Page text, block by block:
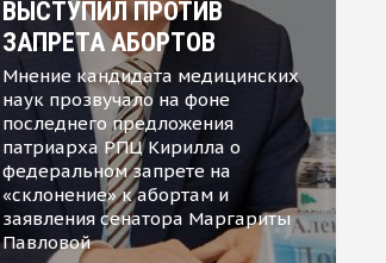
ВЫСТУПИЛ ПРОТИВ
ЗАПРЕТА АБОРТОВ
Мнение кандидата медицинских
наук прозвучало на фоне
последнего предложения
патриарха РПЦ Кирилла о
федеральном запрете на
«склонение» к абортам и
заявления сенатора Маргариты
Павловой